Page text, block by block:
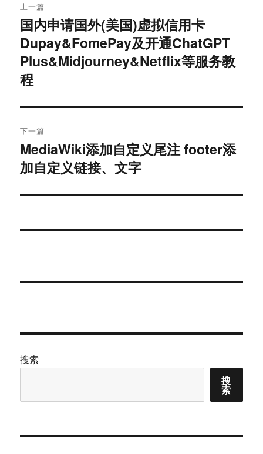
章
导
航
上一篇
上
篇
文
章：
国内申请国外(美国)虚拟信用卡
Dupay&FomePay及开通ChatGPT
Plus&Midjourney&Netflix等服务教
程
下一篇
下
篇
章：
MediaWiki添加自定义尾注 footer添
加自定义链接、文字
搜索
搜
索